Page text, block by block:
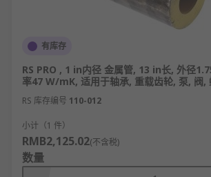
有库存
RS PRO , 1 in内径 金属管, 13 in长, 外径
率47 W/mK, 适用于轴承, 重载齿轮, 泵, 阀,
RS 库存编号 110-012
小计（1 件）
RMB2,125.02(不含税)
数量